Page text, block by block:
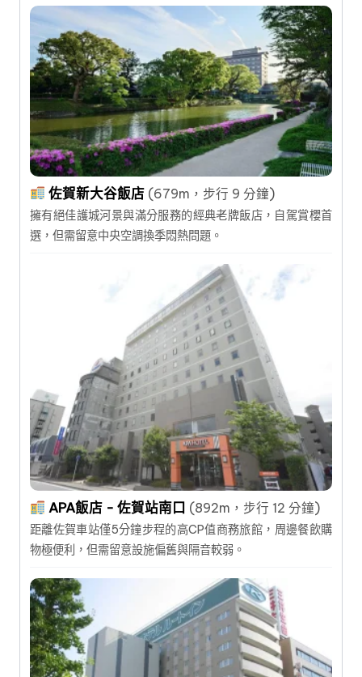
佐賀新大谷飯店 (679m，步行 9 分鐘)
擁有絕佳護城河景與滿分服務的經典老牌飯店，自駕賞櫻首
選，但需留意中央空調換季悶熱問題。
APA飯店 - 佐賀站南口 (892m，步行 12 分鐘)
距離佐賀車站僅5分鐘步程的高CP值商務旅館，周邊餐飲購
物極便利，但需留意設施偏舊與隔音較弱。